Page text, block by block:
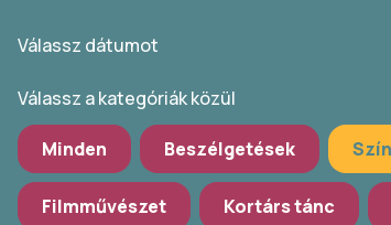
Válassz dátumot
Válassz a kategóriák közül
Minden Beszélgetések
Filmművészet Kortárs tánc